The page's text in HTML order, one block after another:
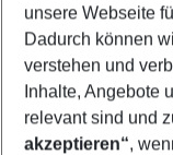
unsere Webseite
Dadurch können
verstehen und
Inhalte, Angebote
relevant sind und
akzeptieren“,